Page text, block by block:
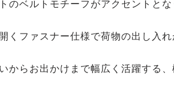
のベルトモチーフがアクセントと
くファスナー仕様で荷物の出し入
からお出かけまで幅広く活躍する